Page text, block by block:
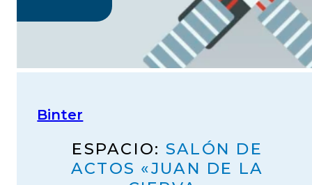
Binter
ESPACIO: SALÓN DE
ACTOS «JUAN DE LA